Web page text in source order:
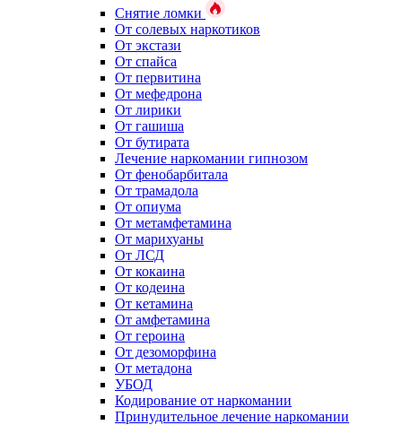
Снятие ломки
От солевых наркотиков
От экстази
От спайса
От первитина
От мефедрона
От лирики
От гашиша
От бутирата
Лечение наркомании гипнозом
От фенобарбитала
От трамадола
От опиума
От метамфетамина
От марихуаны
От ЛСД
От кокаина
От кодеина
От кетамина
От амфетамина
От героина
От дезоморфина
От метадона
УБОД
Кодирование от наркомании
Принудительное лечение наркомании